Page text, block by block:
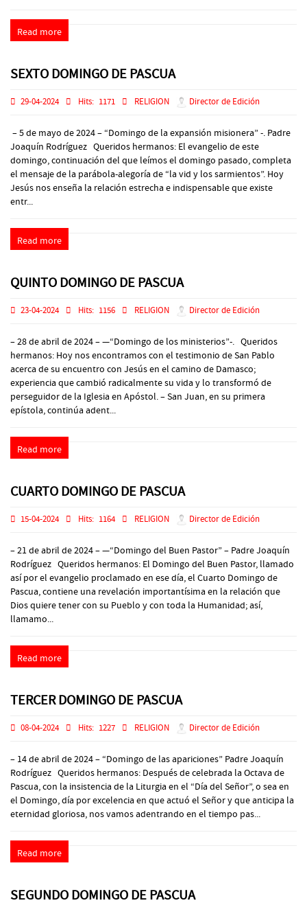
Read more
SEXTO DOMINGO DE PASCUA
29-04-2024 Hits: 1171 RELIGION Director de Edición
– 5 de mayo de 2024 – “Domingo de la expansión misionera” -. Padre
Joaquín Rodríguez Queridos hermanos: El evangelio de este
domingo, continuación del que leímos el domingo pasado, completa
el mensaje de la parábola-alegoría de “la vid y los sarmientos”. Hoy
Jesús nos enseña la relación estrecha e indispensable que existe
entr...
Read more
QUINTO DOMINGO DE PASCUA
23-04-2024 Hits: 1156 RELIGION Director de Edición
– 28 de abril de 2024 – —“Domingo de los ministerios”-. Queridos
hermanos: Hoy nos encontramos con el testimonio de San Pablo
acerca de su encuentro con Jesús en el camino de Damasco;
experiencia que cambió radicalmente su vida y lo transformó de
perseguidor de la Iglesia en Apóstol. – San Juan, en su primera
epístola, continúa adent...
Read more
CUARTO DOMINGO DE PASCUA
15-04-2024 Hits: 1164 RELIGION Director de Edición
– 21 de abril de 2024 – —“Domingo del Buen Pastor” – Padre Joaquín
Rodríguez Queridos hermanos: El Domingo del Buen Pastor, llamado
así por el evangelio proclamado en ese día, el Cuarto Domingo de
Pascua, contiene una revelación importantísima en la relación que
Dios quiere tener con su Pueblo y con toda la Humanidad; así,
llamamo...
Read more
TERCER DOMINGO DE PASCUA
08-04-2024 Hits: 1227 RELIGION Director de Edición
– 14 de abril de 2024 – “Domingo de las apariciones” Padre Joaquín
Rodríguez Queridos hermanos: Después de celebrada la Octava de
Pascua, con la insistencia de la Liturgia en el “Día del Señor”, o sea en
el Domingo, día por excelencia en que actuó el Señor y que anticipa la
eternidad gloriosa, nos vamos adentrando en el tiempo pas...
Read more
SEGUNDO DOMINGO DE PASCUA